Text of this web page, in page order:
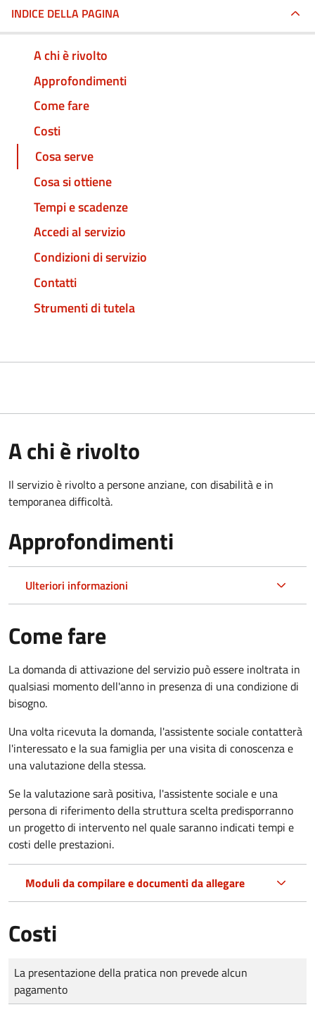
INDICE DELLA PAGINA
A chi è rivolto
Approfondimenti
Come fare
Costi
Cosa serve
Cosa si ottiene
Tempi e scadenze
Accedi al servizio
Condizioni di servizio
Contatti
Strumenti di tutela
A chi è rivolto
Il servizio è rivolto a persone anziane, con disabilità e in
temporanea difficoltà.
Approfondimenti
Ulteriori informazioni
Come fare
La domanda di attivazione del servizio può essere inoltrata in
qualsiasi momento dell'anno in presenza di una condizione di
bisogno.
Una volta ricevuta la domanda, l'assistente sociale contatterà
l'interessato e la sua famiglia per una visita di conoscenza e
una valutazione della stessa.
Se la valutazione sarà positiva, l'assistente sociale e una
persona di riferimento della struttura scelta predisporranno
un progetto di intervento nel quale saranno indicati tempi e
costi delle prestazioni.
Moduli da compilare e documenti da allegare
Costi
Tipo di pagamento
Importo
La presentazione della pratica non prevede alcun
pagamento